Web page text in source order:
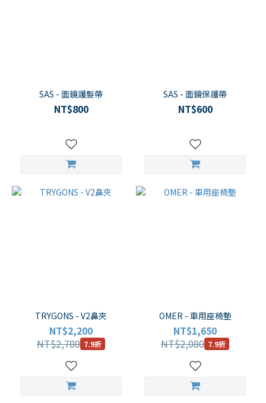
SAS - 面鏡護髮帶
NT$800
SAS - 面鏡保護帶
NT$600
TRYGONS - V2鼻夾
NT$2,200
NT$2,780 7.9折
OMER - 車用座椅墊
NT$1,650
NT$2,080 7.9折